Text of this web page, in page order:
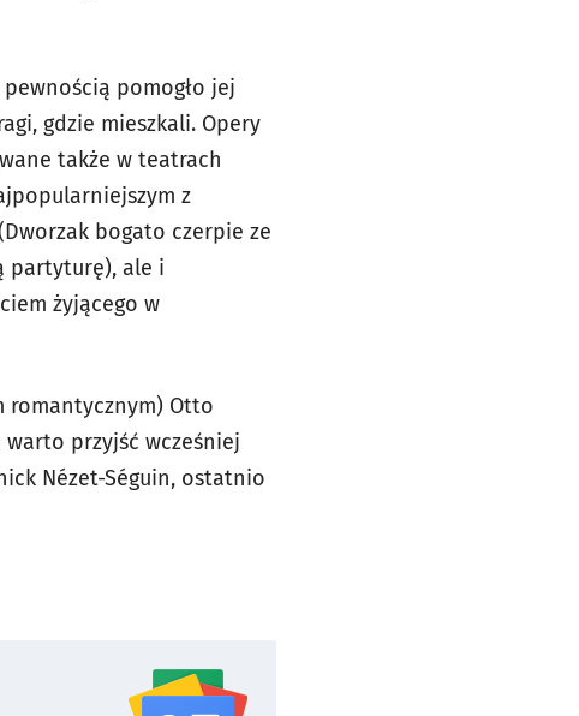
pomogło jej
gdzie mieszkali. Opery
także w teatrach
z
bogato czerpie ze
partyturę), ale i
żyjącego w
romantycznym) Otto
warto przyjść wcześniej
Nézet-Séguin, ostatnio